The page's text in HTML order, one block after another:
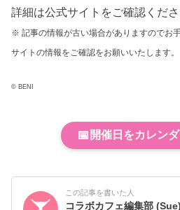
詳細は公式サイトをご確認くださ
※ 記事の情報が古い場合がありますのでお
サイトの情報をご確認をお願いいたします。
© BENI
📅 開催日をカレン
この記事を書いた人
コラボカフェ編集部